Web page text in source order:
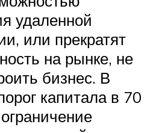
удаленной
или прекратят
на рынке, не
бизнес. В
капитала в 70